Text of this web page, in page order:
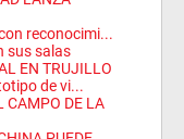
reconocimi...
sus salas
EN TRUJILLO
de vi...
CAMPO DE LA